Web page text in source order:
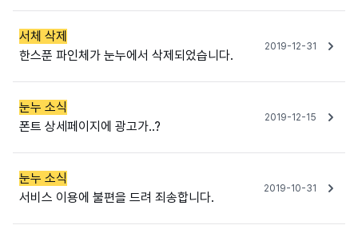
서체 삭제
한스푼 파인체가 눈누에서 삭제되었습니다.
2019-12-31
눈누 소식
폰트 상세페이지에 광고가..?
2019-12-15
눈누 소식
서비스 이용에 불편을 드려 죄송합니다.
2019-10-31